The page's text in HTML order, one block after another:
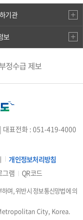
기관
보
정수급 제보
리센터
스친구
유권해석
정 신고센터
별징수분)신고·납부
톱서비스
e-청소년
소년종합지원센터
| 대표전화 : 051-419-4000
개인정보처리방침
그램 QR코드
며, 위반시 정보통신망법에 의
City, Korea.